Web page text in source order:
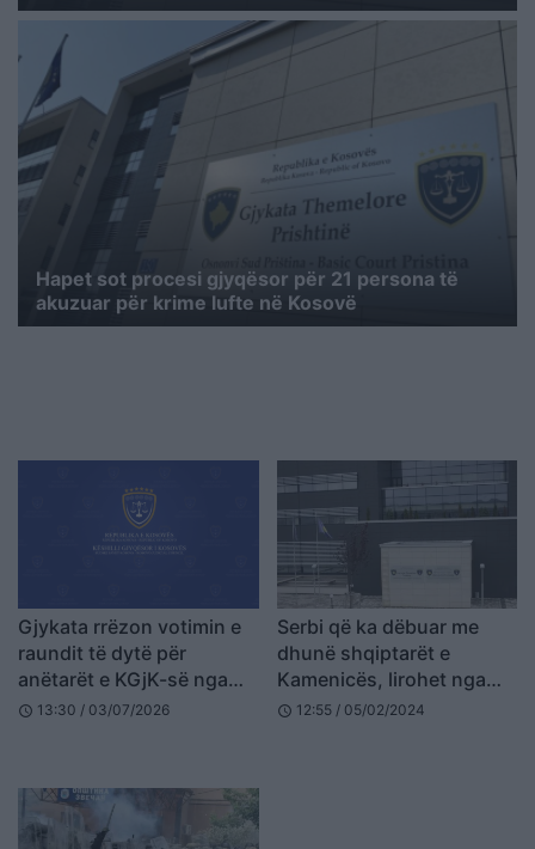
Hapet sot procesi gjyqësor për 21 persona të
akuzuar për krime lufte në Kosovë
Gjykata rrëzon votimin e
raundit të dytë për
anëtarët e KGjK-së nga
Supremja, kërkon
Thaqin
schedule 13:30 / 03/07/2026
Serbi që ka dëbuar me
dhunë shqiptarët e
Kamenicës, lirohet nga
akuza për krime lufte në
schedule 12:55 / 05/02/2024